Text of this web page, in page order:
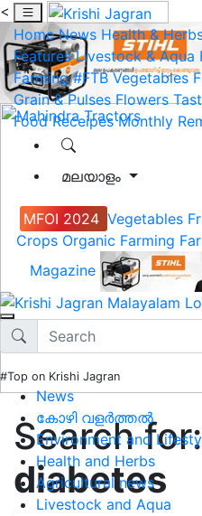
<
Home News Health &
Features Livestock & Aqua
Farming #FTB Vegetables
Grain & Pulses Flowers
Food Receipes Monthly
മലയാളം
MFOI 2024 Vegetables
Crops Organic Farming
Magazine
#Top on Krishi Jagran
News
കോഴി വളർത്തൽ
Environment and
Health and Herbs
Agricultural news
Livestock and Aqua
Search
diabetes